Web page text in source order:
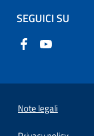
SEGUICI SU
Note legali